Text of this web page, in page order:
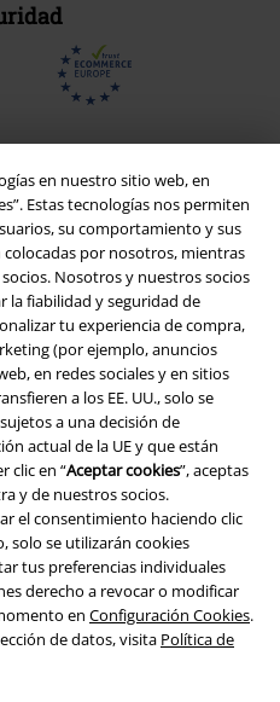
en nuestro sitio web, en
Estas tecnologías nos permiten
su comportamiento y sus
por nosotros, mientras
Nosotros y nuestros socios
la fiabilidad y seguridad de
tu experiencia de compra,
(por ejemplo, anuncios
en redes sociales y en sitios
a los EE. UU., solo se
a una decisión de
actual de la UE y que están
clic en “Aceptar cookies”, aceptas
y de nuestros socios.
el consentimiento haciendo clic
solo se utilizarán cookies
tus preferencias individuales
derecho a revocar o modificar
en Configuración Cookies.
de datos, visita Política de
del medioambiente